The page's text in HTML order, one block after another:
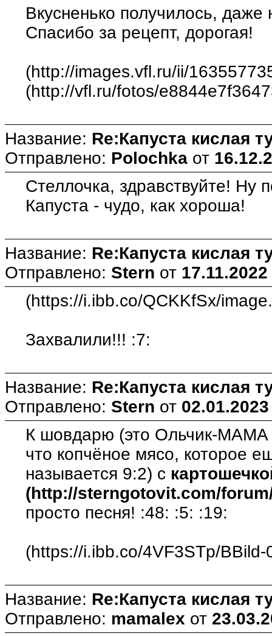
Вкусненько получилось,
Спасибо за рецепт, дорогая!
(http://images.vfl.ru/ii/
(http://vfl.ru/fotos/
Название: Re:Капуста кислая
Отправлено: Polochka от
Стеллочка, здравствуйте! Ну
Капуста - чудо, как хороша!
Название: Re:Капуста кислая
Отправлено: Stern от
(https://i.ibb.co/QCKKfSx/
Захвалили!!! :7:
Название: Re:Капуста кислая
Отправлено: Stern от
К шовдарю (это Ольчик-
что копчёное мясо, которое
называется 9:2) с
(http://sterngotovit.com/
просто песня! :48: :5: :19:
(https://i.ibb.co/4VF3STp/
Название: Re:Капуста кислая
Отправлено: mamalex от